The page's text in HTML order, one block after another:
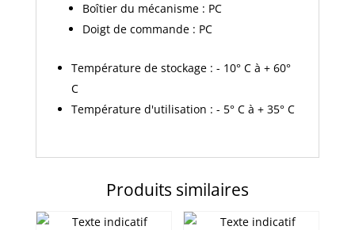
Boîtier du mécanisme : PC
Doigt de commande : PC
Température de stockage : - 10° C à + 60°
C
Température d'utilisation : - 5° C à + 35° C
Produits similaires